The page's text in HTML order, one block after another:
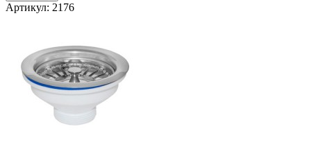
Артикул: 2176